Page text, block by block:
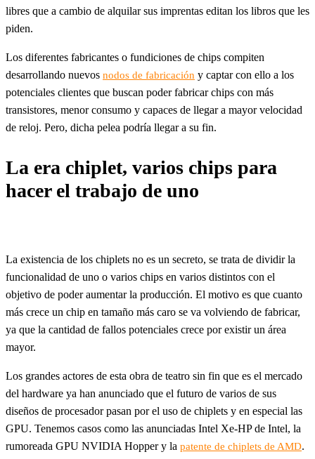
libres que a cambio de alquilar sus imprentas editan los libros que les
piden.
Los diferentes fabricantes o fundiciones de chips compiten
desarrollando nuevos nodos de fabricación y captar con ello a los
potenciales clientes que buscan poder fabricar chips con más
transistores, menor consumo y capaces de llegar a mayor velocidad
de reloj. Pero, dicha pelea podría llegar a su fin.
La era chiplet, varios chips para
hacer el trabajo de uno
La existencia de los chiplets no es un secreto, se trata de dividir la
funcionalidad de uno o varios chips en varios distintos con el
objetivo de poder aumentar la producción. El motivo es que cuanto
más crece un chip en tamaño más caro se va volviendo de fabricar,
ya que la cantidad de fallos potenciales crece por existir un área
mayor.
Los grandes actores de esta obra de teatro sin fin que es el mercado
del hardware ya han anunciado que el futuro de varios de sus
diseños de procesador pasan por el uso de chiplets y en especial las
GPU. Tenemos casos como las anunciadas Intel Xe-HP de Intel, la
rumoreada GPU NVIDIA Hopper y la patente de chiplets de AMD.